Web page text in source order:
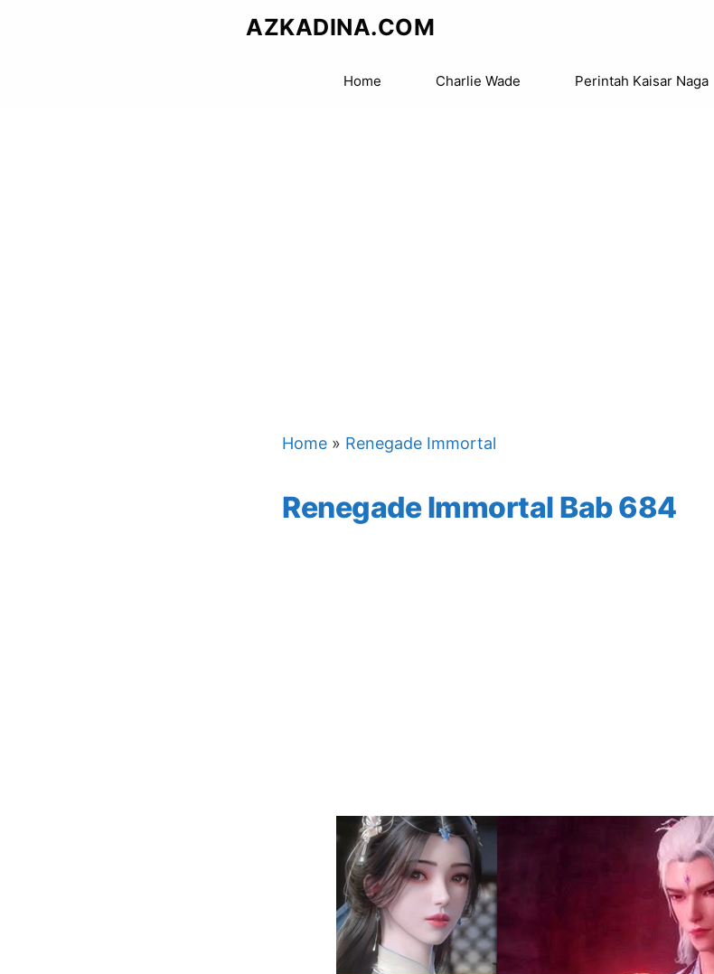
AZKADINA.COM
Home Charlie Wade Perintah Kaisar Naga
Home » Renegade Immortal
Renegade Immortal Bab 684